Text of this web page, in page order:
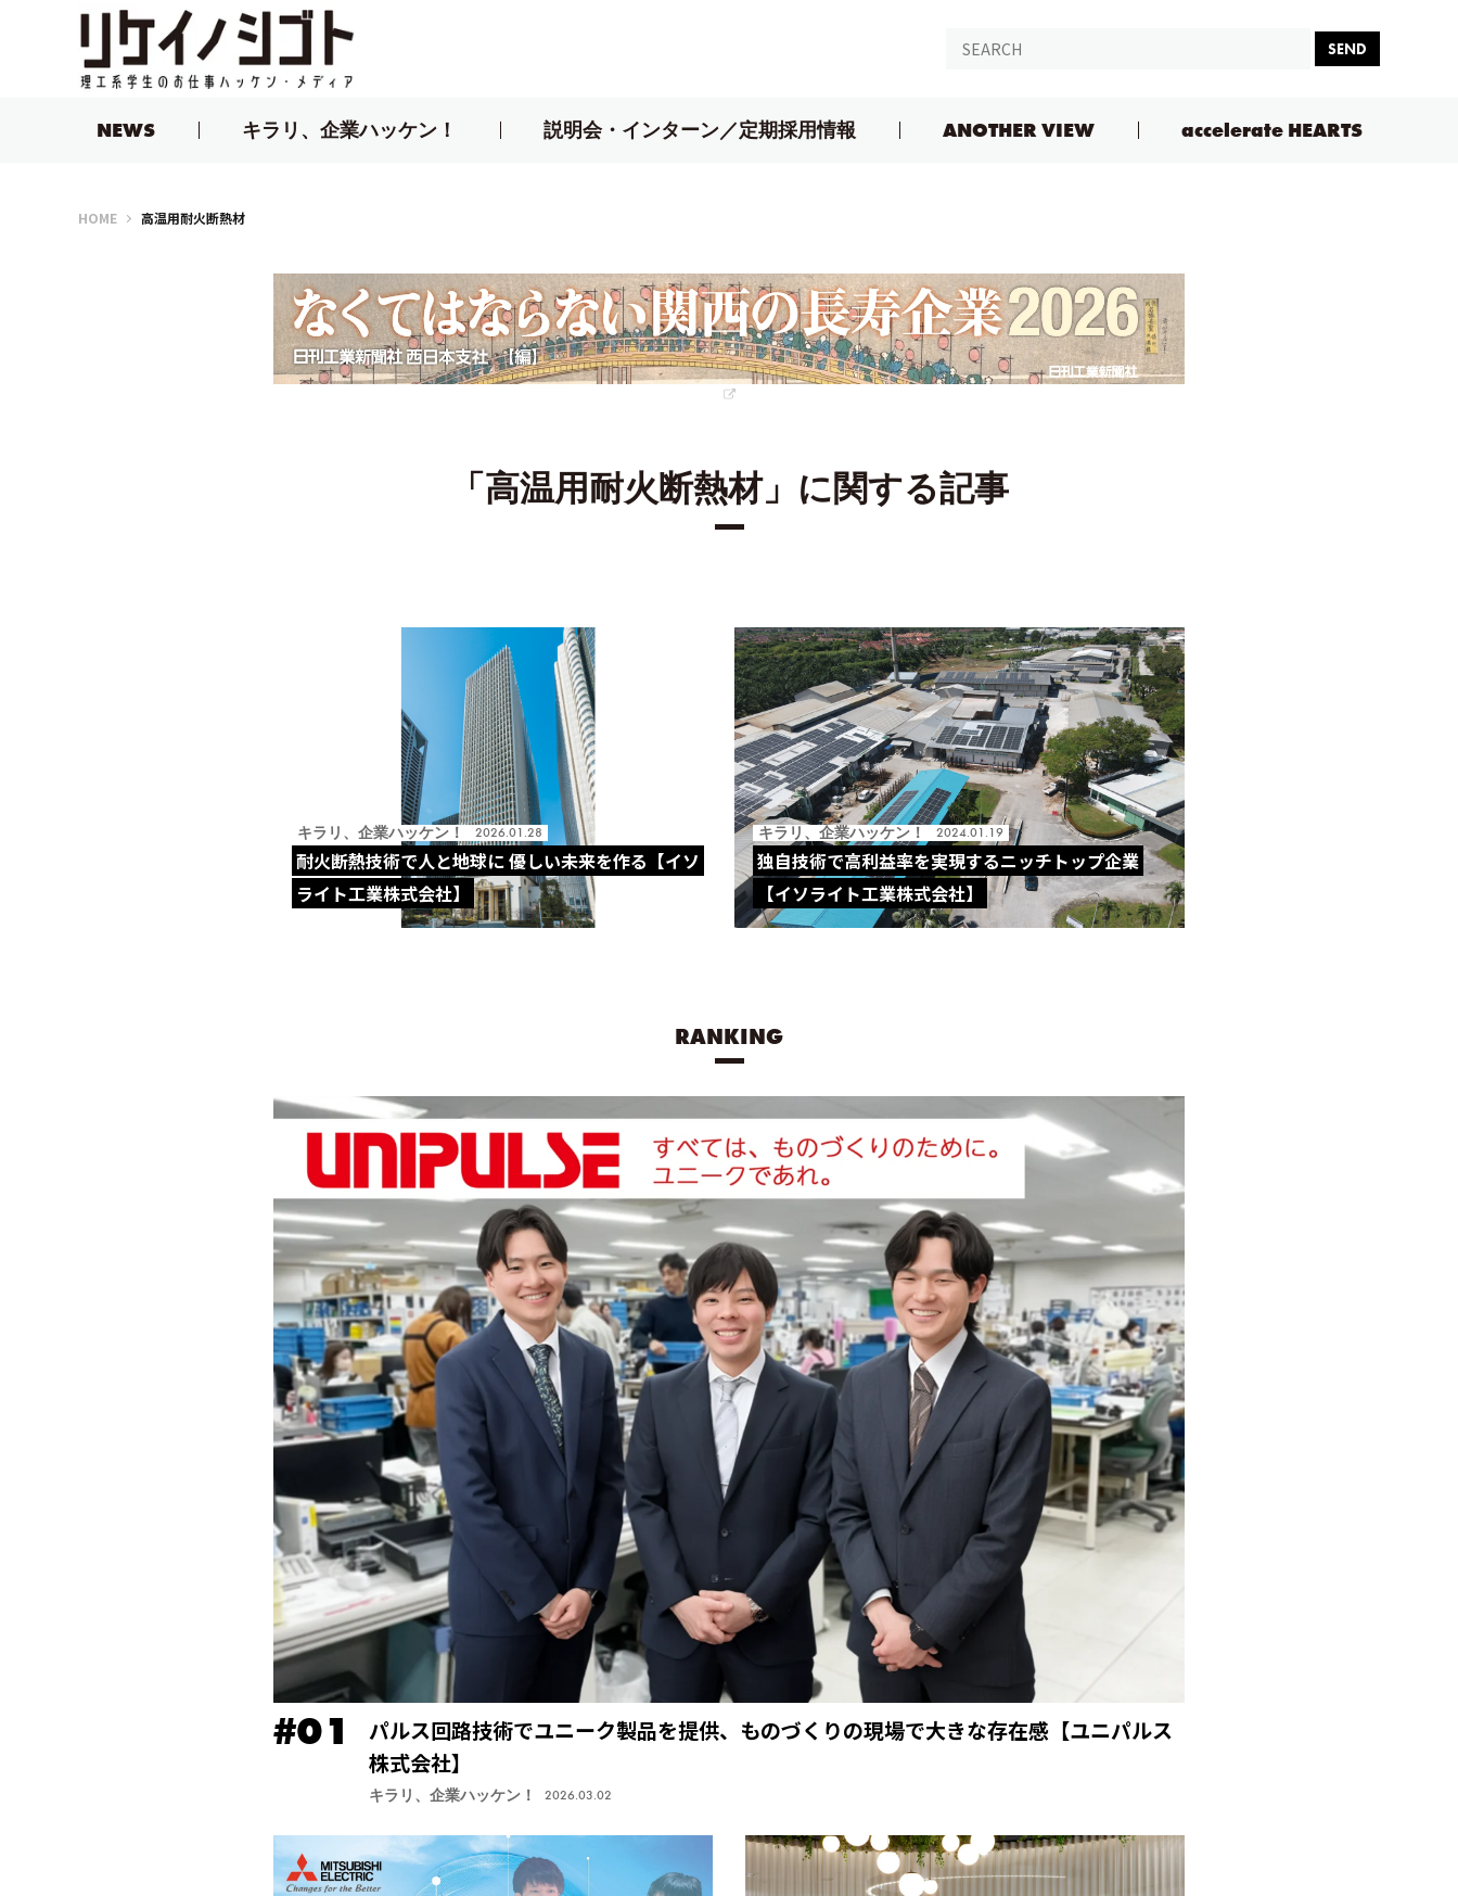
SEND
NEWS キラリ、企業ハッケン！ 説明会・インターン／定期採用情報 ANOTHER VIEW accelerate HEARTS
HOMEリケイノシゴト
高温用耐火断熱材
「高温用耐火断熱材」に関する記事
キラリ、企業ハッケン！ 2026.01.28
耐火断熱技術で人と地球に 優しい未来を作る【イソ
ライト工業株式会社】
キラリ、企業ハッケン！ 2024.01.19
独自技術で高利益率を実現するニッチトップ企業
【イソライト工業株式会社】
RANKING
パルス回路技術でユニーク製品を提供、ものづくりの現場で大きな存在感【ユニパルス
株式会社】
キラリ、企業ハッケン！ 2026.03.02